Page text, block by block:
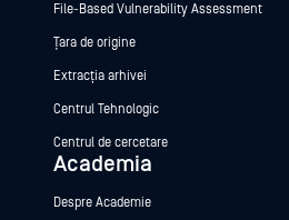
File-Based Vulnerability Assessment
Țara de origine
Extracția arhivei
Centrul Tehnologic
Centrul de cercetare
Academia
Despre Academie